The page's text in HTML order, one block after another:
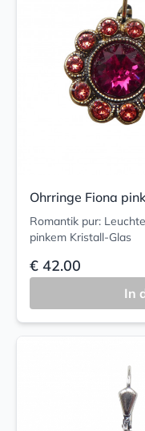
Ohrringe Fiona pink
Romantik pur:
pinkem Kristall-Glas
€ 42.00
In